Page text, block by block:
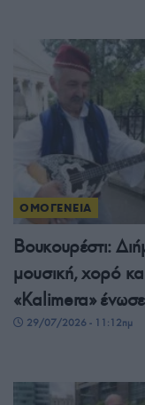
ΟΜΟΓΕΝΕΙΑ
Βουκουρέστι:
μουσική, χορό
«Kalimera»
29/07/2026 - 11:12πμ